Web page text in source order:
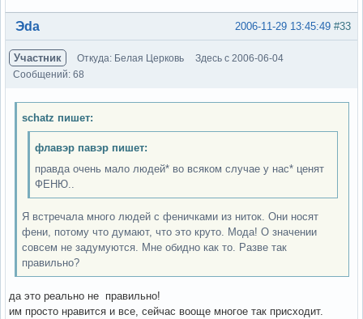
Вне форума #33
2006-11-29 13:45:49
Эda
Участник Откуда: Белая Церковь
Здесь с 2006-06-04
Сообщений: 68
schatz пишет:
флавэр павэр пишет:
правда очень мало людей* во всяком случае у нас* ценят
ФЕНЮ..
Я встречала много людей с феничками из ниток. Они носят
фени, потому что думают, что это круто. Мода! О значении
совсем не задумуются. Мне обидно как то. Разве так
правильно?
да это реально не правильно!
им просто нравится и все, сейчас вооще многое так присходит.